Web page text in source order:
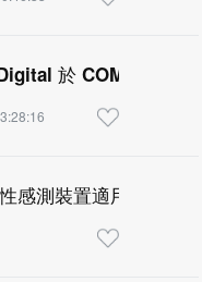
於 COMPUTEX
感測裝置適用於環境